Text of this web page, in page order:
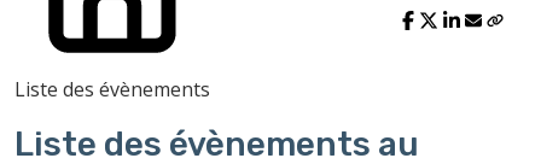
Liste des évènements
Liste des évènements au